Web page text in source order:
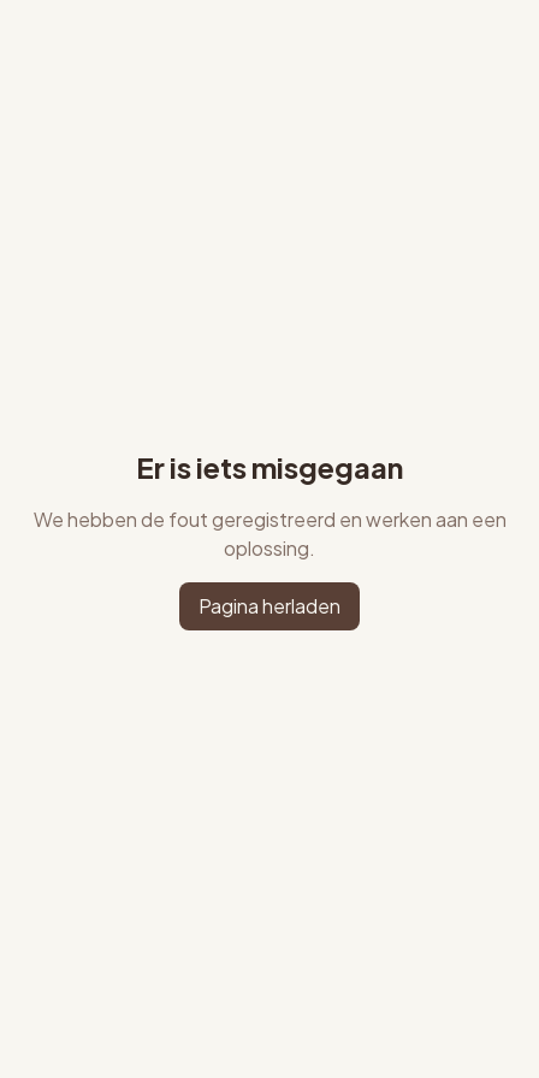
Er is iets misgegaan
We hebben de fout geregistreerd en werken aan een
oplossing.
Pagina herladen